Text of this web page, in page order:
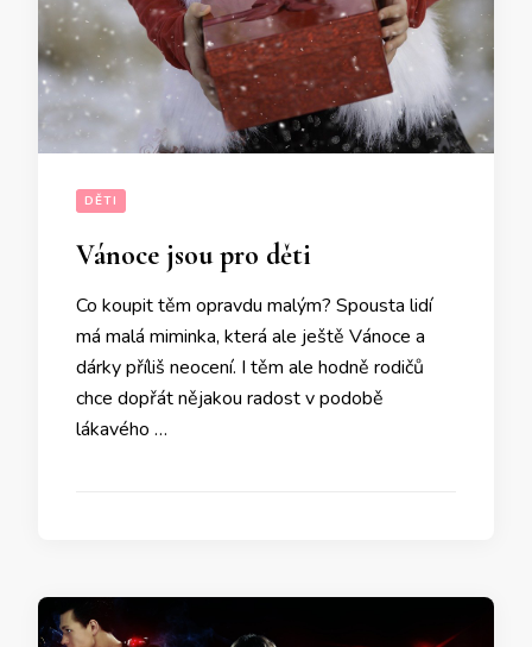
DĚTI
Vánoce jsou pro děti
Co koupit těm opravdu malým? Spousta lidí
má malá miminka, která ale ještě Vánoce a
dárky příliš neocení. I těm ale hodně rodičů
chce dopřát nějakou radost v podobě
lákavého …